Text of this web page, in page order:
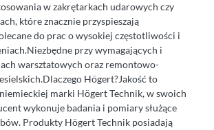
w zakrętarkach udarowych czy
które znacznie przyspieszają
do prac o wysokiej częstotliwości i
przy wymagających i
warsztatowych oraz remontowo-
Högert?Jakość to
marki Högert Technik, w swoich
wykonuje badania i pomiary służące
Produkty Högert Technik posiadają